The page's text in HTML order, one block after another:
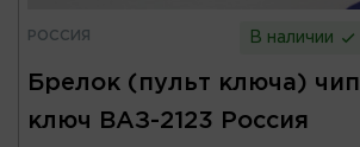
РОССИЯ В наличии
Брелок (пульт ключа) чип
ключ ВАЗ-2123 Россия